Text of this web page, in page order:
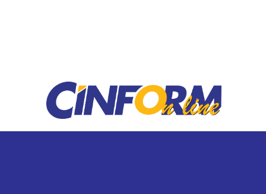
Classificados